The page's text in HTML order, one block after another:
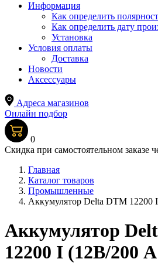
Информация
Как определить
Как определить дату
Установка
Условия оплаты
Доставка
Новости
Аксессуары
Адреса магазинов
Онлайн подбор
0
Скидка при самостоятельном заказе
Главная
Каталог товаров
Промышленные
Аккумулятор Delta DTM 12200
Аккумулятор
12200 I (12В/200